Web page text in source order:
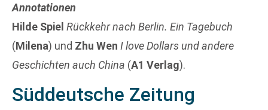
Annotationen
Hilde Spiel Rückkehr nach Berlin. Ein Tagebuch
(Milena) und Zhu Wen I love Dollars und andere
Geschichten auch China (A1 Verlag).
Süddeutsche Zeitung